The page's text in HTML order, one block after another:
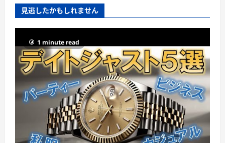
見逃したかもしれません
1 minute read